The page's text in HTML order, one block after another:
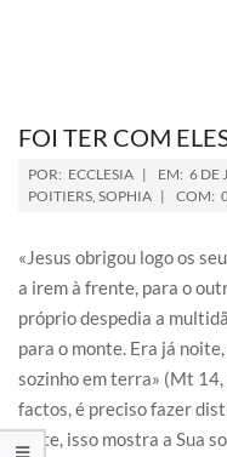
FOI TER COM
POR: ECCLESIA EM: 6 DE
POITIERS, SOPHIA COM:
«Jesus obrigou logo os
a irem à frente, para o
próprio despedia a
para o monte. Era já
sozinho em terra» (Mt
factos, é preciso fazer
noite, isso mostra a Sua